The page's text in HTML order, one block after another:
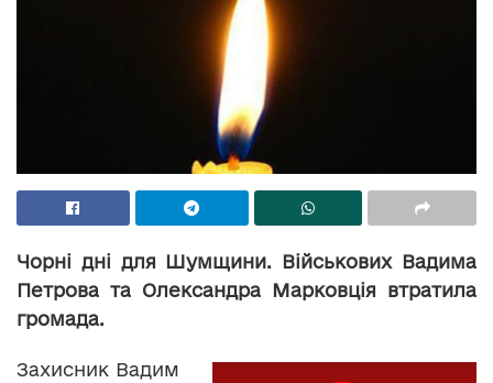
Чорні дні для Шумщини. Військових Вадима
Петрова та Олександра Марковція втратила
громада.
Захисник Вадим